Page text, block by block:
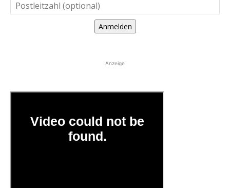
Anmelden
Anzeige